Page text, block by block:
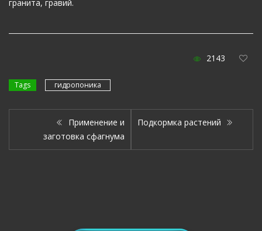
гранита, гравий.
2143
Tags гидропоника
Применение и
заготовка сфагнума
Подкормка растений